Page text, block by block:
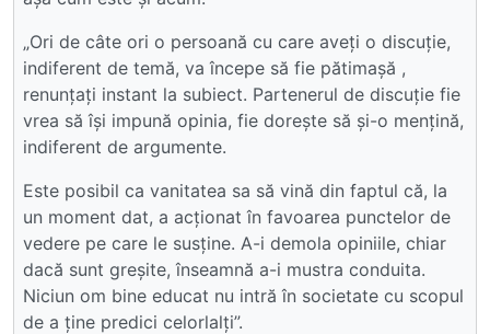
„Ori de câte ori o persoană cu care aveți o discuție,
indiferent de temă, va începe să fie pătimașă ,
renunțați instant la subiect. Partenerul de discuție fie
vrea să își impună opinia, fie dorește să și-o mențină,
indiferent de argumente.
Este posibil ca vanitatea sa să vină din faptul că, la
un moment dat, a acționat în favoarea punctelor de
vedere pe care le susține. A-i demola opiniile, chiar
dacă sunt greșite, înseamnă a-i mustra conduita.
Niciun om bine educat nu intră în societate cu scopul
de a ține predici celorlalți”.